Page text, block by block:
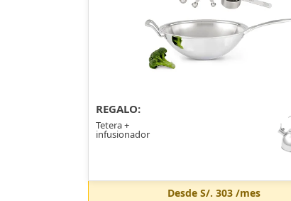
REGALO:
Tetera +
infusionador
Desde S/. 303/mes